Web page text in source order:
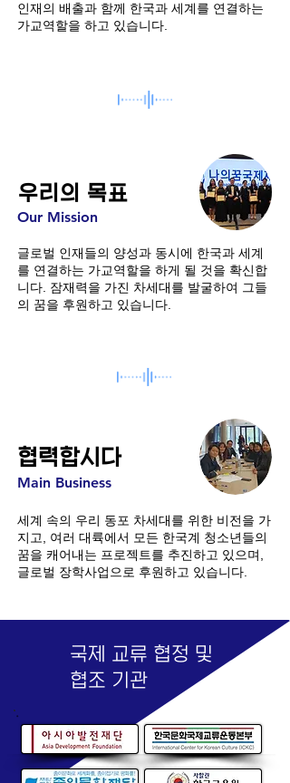
인재의 배출과 함께 한국과 세계를 연결하는
가교역할을 하고 있습니다.
우리의 목표
Our Mission
글로벌 인재들의 양성과 동시에 한국과 세계
를 연결하는 가교역할을 하게 될 것을 확신합
니다. 잠재력을 가진 차세대를 발굴하여 그들
의 꿈을 후원하고 있습니다.
협력합시다
Main Business
세계 속의 우리 동포 차세대를 위한 비전을 가
지고, 여러 대륙에서 모든 한국계 청소년들의
꿈을 캐어내는 프로젝트를 추진하고 있으며,
글로벌 장학사업으로 후원하고 있습니다.
국제 교류 협정 및
협조 기관